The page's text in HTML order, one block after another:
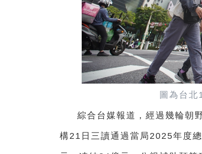
圖為台北
綜合台媒報道，經過幾輪朝
構21日三讀通過當局2025年度